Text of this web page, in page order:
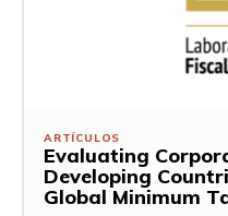
ARTÍCULOS
Evaluating
Developing
Global Minimum